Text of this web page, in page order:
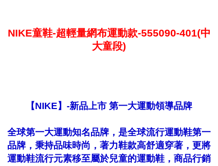
NIKE童鞋-超輕量網布運動款-555090-401(中
大童段)
【NIKE】-新品上市 第一大運動領導品牌
全球第一大運動知名品牌，是全球流行運動鞋第一
品牌，秉持品味時尚，著力鞋款高舒適穿著，更將
運動鞋流行元素移至屬於兒童的運動鞋，商品行銷